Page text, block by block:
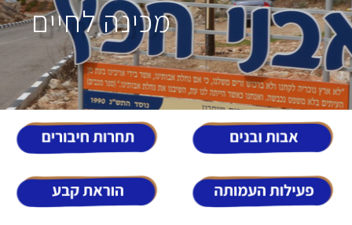
מכינה לחיים